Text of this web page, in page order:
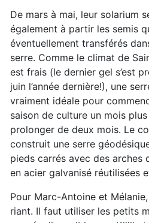
De mars à mai, leur solarium
également à partir les semis
éventuellement transférés
serre. Comme le climat de
est frais (le dernier gel s’est
juin l’année dernière!), une
vraiment idéale pour
saison de culture un mois
prolonger de deux mois. Le
construit une serre
pieds carrés avec des arches
en acier galvanisé réutilisées
Pour Marc-Antoine et
riant. Il faut utiliser les petits